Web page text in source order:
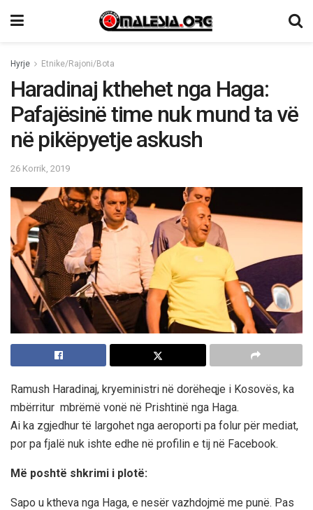
Hyrje Etnike/Rajoni/Bota
Haradinaj kthehet nga Haga:
Pafajësinë time nuk mund ta vë
në pikëpyetje askush
26 Korrik, 2019
Ramush Haradinaj, kryeministri në dorëheqje i Kosovës, ka
mbërritur mbrëmë vonë në Prishtinë nga Haga.
Ai ka zgjedhur të largohet nga aeroporti pa folur për mediat,
por pa fjalë nuk ishte edhe në profilin e tij në Facebook.
Më poshtë shkrimi i plotë:
Sapo u ktheva nga Haga, e nesër vazhdojmë me punë. Pas